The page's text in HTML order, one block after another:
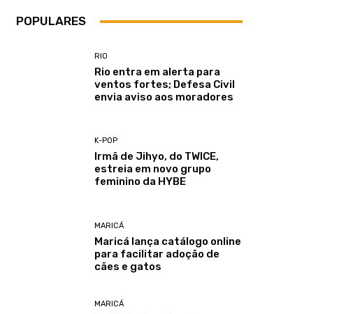
POPULARES
RIO
Rio entra em alerta para
ventos fortes; Defesa Civil
envia aviso aos moradores
K-POP
Irmã de Jihyo, do TWICE,
estreia em novo grupo
feminino da HYBE
MARICÁ
Maricá lança catálogo online
para facilitar adoção de
cães e gatos
MARICÁ